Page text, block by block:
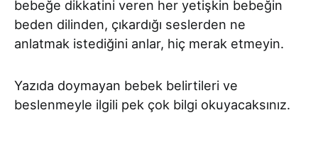
bebeğe dikkatini veren her yetişkin bebeğin
beden dilinden, çıkardığı seslerden ne
anlatmak istediğini anlar, hiç merak etmeyin.
Yazıda doymayan bebek belirtileri ve
beslenmeyle ilgili pek çok bilgi okuyacaksınız.